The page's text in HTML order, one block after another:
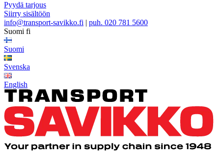
Pyydä tarjous
Siirry sisältöön
info@transport-savikko.fi | puh. 020 781 5600
Suomi fi
Suomi
Svenska
English